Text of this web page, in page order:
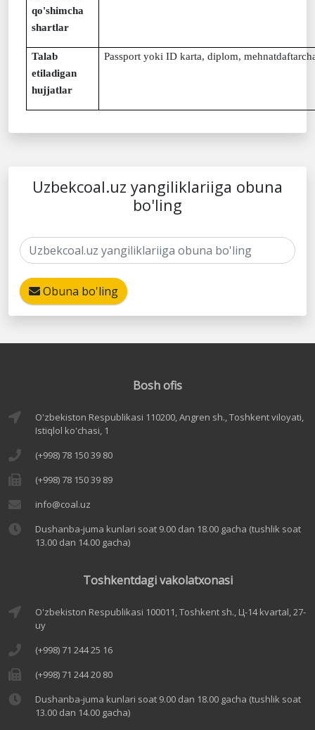
qo'shimcha
shartlar
Talab
etiladigan
hujjatlar
Passport yoki ID karta, diplom,
Uzbekcoal.uz yangiliklariiga obuna
bo'ling
Obuna bo'ling
Bosh ofis
O'zbekiston Respublikasi 110200, Angren sh., Toshkent viloyati,
Istiqlol ko'chasi, 1
(+998) 78 150 39 80
(+998) 78 150 39 89
info@coal.uz
Dushanba-juma kunlari soat 9.00 dan 18.00 gacha (tushlik soat
13.00 dan 14.00 gacha)
Toshkentdagi vakolatxonasi
O'zbekiston Respublikasi 100011, Toshkent sh., Ц-14 kvartal, 27-
uy
(+998) 71 244 25 16
(+998) 71 244 20 80
Dushanba-juma kunlari soat 9.00 dan 18.00 gacha (tushlik soat
13.00 dan 14.00 gacha)